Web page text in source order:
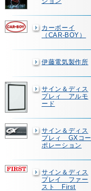
カーボーイ
（CAR-BOY）
伊藤電気製作所
サイン＆ディス
プレィ アルモ
ード
サイン＆ディス
プレィ GXコー
ポレーション
サイン＆ディス
プレイ ファー
スト First